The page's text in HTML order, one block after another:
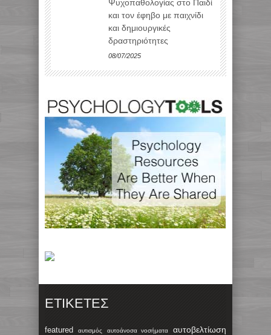
Ψυχοπαθολογίας στο Παιδί
και τον έφηβο με παιχνίδι
και δημιουργικές
δραστηριότητες
08/07/2025
ΕΤΙΚΈΤΕΣ
featured αυτισμός αυτοάνοσα νοσήματα αυτοβελτίωση